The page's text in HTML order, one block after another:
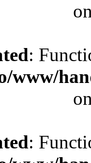
:
www/
: